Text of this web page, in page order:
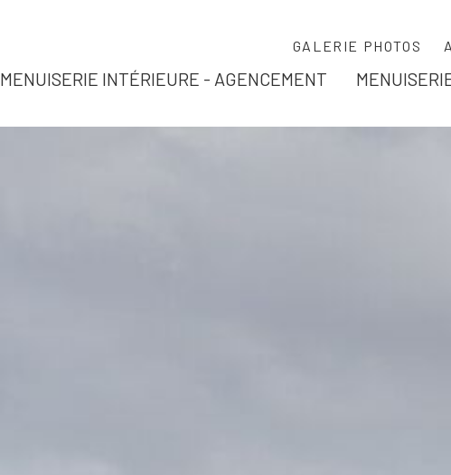
GALERIE PHOTOS
MENUISERIE INTÉRIEURE - AGENCEMENT